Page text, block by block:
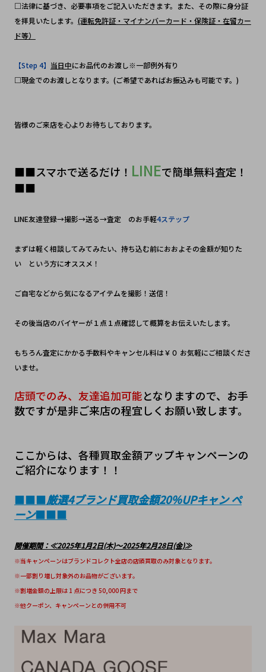
□法律に基づき、必要事項をご記入いただきます。また、その際に身分証
を拝見いたします。 (運転免許証・マイナンバーカード・保険証・在留カー
ド等）
【Step 4】 当日中にお品代のお渡し※一部例外有り
□現金でのお渡しとなります。(ご希望であればお振込みも可能です。)
皆様のご来店を心よりお待ちしております。
■■スマホで送るだけ！ LINEで簡単無料査定！
■■
LINE友達登録→撮影→送る→査定　のお手軽4ステップ
まずは軽く相談してみてみたい、持ち込む前におおよその金額が知りた
い　という方にオススメ！
ご自宅などから気になるアイテムを撮影！送信！
その後当店のバイヤーが１点１点確認して概算をお伝えいたします。
もちろん査定にかかる手数料やキャンセル料は￥０ お気軽にご相談くださ
いませ。
店頭でのみ、友達追加可能となりますので、お手
数ですが是非ご来店の程宜しくお願い致します。
ここからは、各種買取金額アップキャンペーンの
ご紹介になります！！
■■■厳選4ブランド買取金額20％UPキャン ペ
ーン■■■
開催期間：≪2025年1月2日(木)～2025年2月28日(金)≫
※当キャンペーンはブランドコレクト全店の店頭買取のみ対象となります。
※一部割り増し対象外のお品物がございます。
※割増金額の上限は 1 点につき 50,000 円まで
※他クーポン、キャンペーンとの併用不可